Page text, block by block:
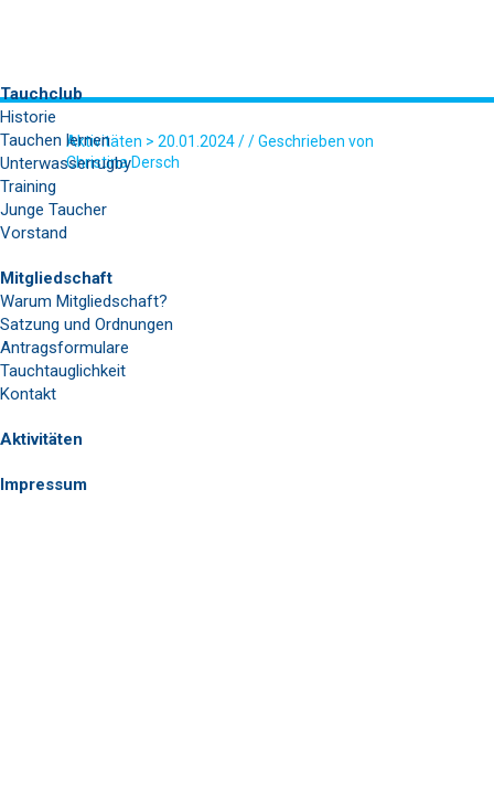
Tauchclub
Historie
Tauchen lernen
Unterwasserrugby
Training
Junge Taucher
Vorstand
Mitgliedschaft
Warum Mitgliedschaft?
Satzung und Ordnungen
Antragsformulare
Tauchtauglichkeit
Kontakt
Aktivitäten
Impressum
Aktivitäten > 20.01.2024 / / Geschrieben von
Christina Dersch
7-1